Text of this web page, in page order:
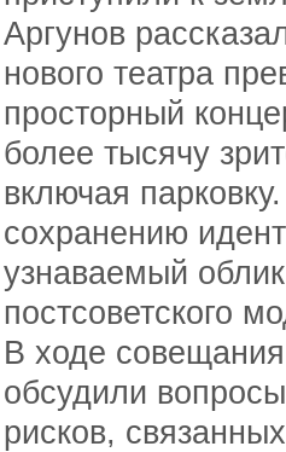
Аргунов
нового театра
просторный
более тысячу
включая
сохранению
узнаваемый
постсоветского
В ходе
обсудили
рисков,